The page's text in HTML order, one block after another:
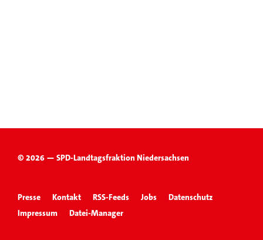
© 2026 — SPD-Landtagsfraktion Niedersachsen
Presse Kontakt RSS-Feeds Jobs
Datenschutz
Impressum
Datei-Manager